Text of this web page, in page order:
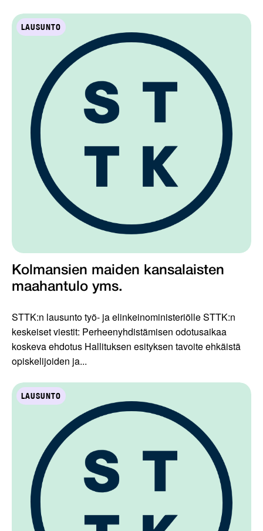
LAUSUNTO
Kolmansien maiden kansalaisten
maahantulo yms.
STTK:n lausunto työ- ja elinkeinoministeriölle STTK:n
keskeiset viestit: Perheenyhdistämisen odotusaikaa
koskeva ehdotus Hallituksen esityksen tavoite ehkäistä
opiskelijoiden ja...
LAUSUNTO